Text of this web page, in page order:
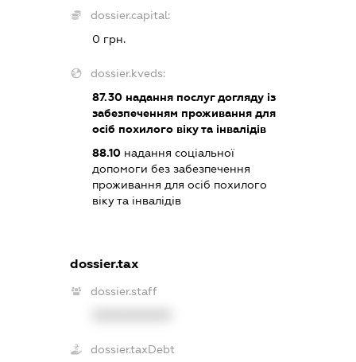
dossier.capital:
0 грн.
dossier.kveds:
87.30 надання послуг догляду із
забезпеченням проживання для
осіб похилого віку та інвалідів
88.10 надання соціальної
допомоги без забезпечення
проживання для осіб похилого
віку та інвалідів
dossier.tax
dossier.staff
dossier.taxDebt